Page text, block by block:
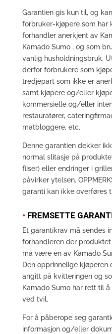
Garantien gis kun til, og
forbruker-kjøpere som har
forhandler anerkjent av
Kamado Sumo , og som
vanlig husholdningsbruk.
derfor forbrukere som
tredjepart som ikke er
samt kjøpere og/eller
kommersielle og/eller
restauratører,
matbloggere, etc.
Denne garantien dekker
normal slitasje på
fliser) eller endringer i
påvirker ytelsen.
garanti kan ikke overføres
• FREMSETTE
Et garantikrav må sendes
forhandleren der
må være en av Kamado
Den opprinnelige kjøperen
angitt på kvitteringen og
Kamado Sumo har rett til
ved tvil.
For å påberope seg
informasjon og/eller